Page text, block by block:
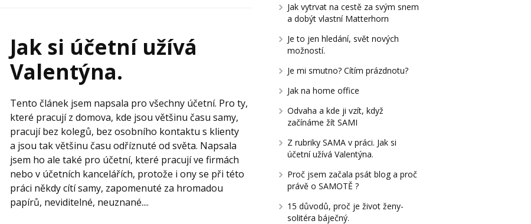
Jak si účetní užívá
Valentýna.
Tento článek jsem napsala pro všechny účetní. Pro ty,
které pracují z domova, kde jsou většinu času samy,
pracují bez kolegů, bez osobního kontaktu s klienty
a jsou tak většinu času odříznuté od světa. Napsala
jsem ho ale také pro účetní, které pracují ve firmách
nebo v účetních kancelářích, protože i ony se při této
práci někdy cítí samy, zapomenuté za hromadou
papírů, neviditelné, neuznané....
Jak vytrvat na cestě za svým snem
a dobýt vlastní Matterhorn
Je to jen hledání, svět nových
možností.
Je mi smutno? Cítím prázdnotu?
Jak na home office
Odvaha a kde ji vzít, když
začínáme žít SAMI
Z rubriky SAMA v práci. Jak si
účetní užívá Valentýna.
Proč jsem začala psát blog a proč
právě o SAMOTĚ ?
15 důvodů, proč je život ženy-
solitéra báječný.